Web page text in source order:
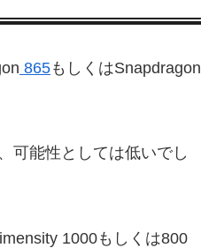
865もしくはSnapdragon
可能性としては低いでし
1000もしくは800